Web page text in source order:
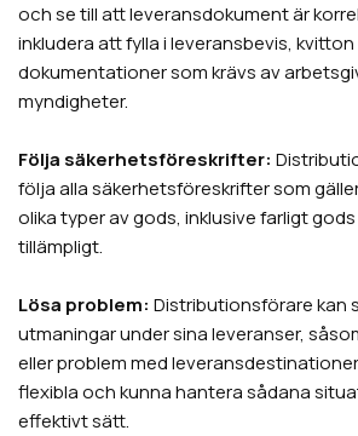
och se till att leveransdokument är
inkludera att fylla i leveransbevis,
dokumentationer som krävs av
myndigheter.
Följa säkerhetsföreskrifter:
följa alla säkerhetsföreskrifter som
olika typer av gods, inklusive farligt
tillämpligt.
Lösa problem: Distributionsförare kan
utmaningar under sina leveranser,
eller problem med
flexibla och kunna hantera sådana
effektivt sätt.